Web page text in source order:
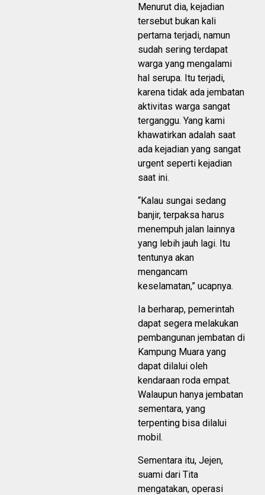
Menurut dia, kejadian
tersebut bukan kali
pertama terjadi, namun
sudah sering terdapat
warga yang mengalami
hal serupa. Itu terjadi,
karena tidak ada jembatan
aktivitas warga sangat
terganggu. Yang kami
khawatirkan adalah saat
ada kejadian yang sangat
urgent seperti kejadian
saat ini.
“Kalau sungai sedang
banjir, terpaksa harus
menempuh jalan lainnya
yang lebih jauh lagi. Itu
tentunya akan
mengancam
keselamatan,” ucapnya.
Ia berharap, pemerintah
dapat segera melakukan
pembangunan jembatan di
Kampung Muara yang
dapat dilalui oleh
kendaraan roda empat.
Walaupun hanya jembatan
sementara, yang
terpenting bisa dilalui
mobil.
Sementara itu, Jejen,
suami dari Tita
mengatakan, operasi